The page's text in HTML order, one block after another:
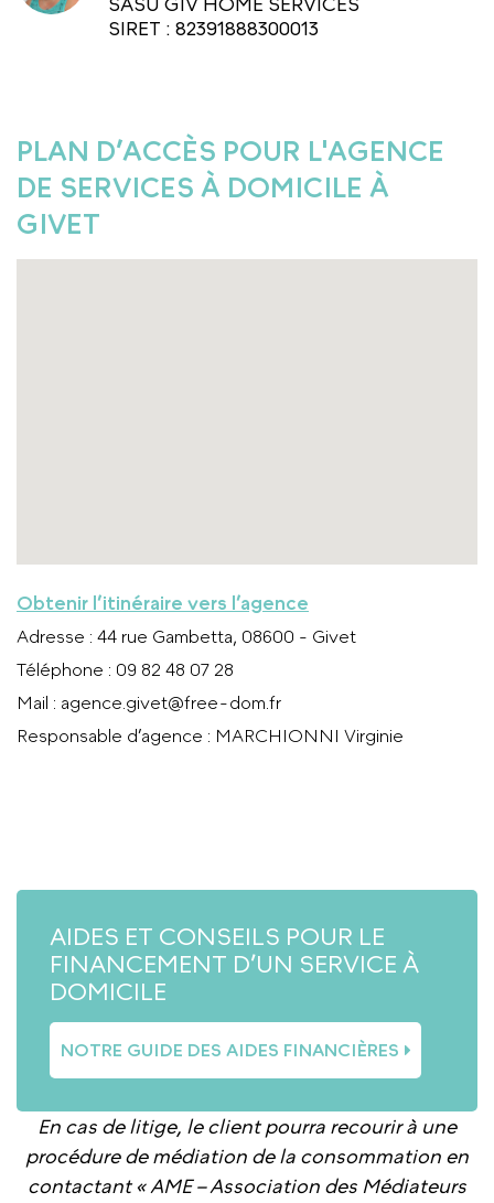
SIRET : 82391888300013
PLAN D’ACCÈS POUR L'AGENCE
DE SERVICES À DOMICILE À
GIVET
Obtenir l’itinéraire vers l’agence
Adresse : 44 rue Gambetta, 08600 - Givet
Téléphone : 09 82 48 07 28
Mail : agence.givet@free-dom.fr
Responsable d’agence : MARCHIONNI Virginie
AIDES ET CONSEILS POUR LE
FINANCEMENT D’UN SERVICE À
DOMICILE
NOTRE GUIDE DES AIDES FINANCIÈRES
En cas de litige, le client pourra recourir à une
procédure de médiation de la consommation en
contactant « AME – Association des Médiateurs